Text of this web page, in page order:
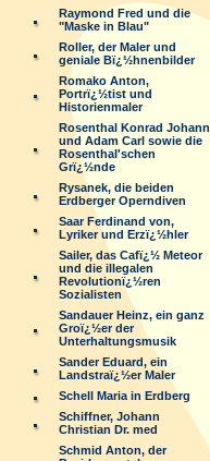
Raymond Fred und die
"Maske in Blau"
Roller, der Maler und
geniale Bï¿½hnenbilder
Romako Anton,
Portrï¿½tist und
Historienmaler
Rosenthal Konrad Johann
und Adam Carl sowie die
Rosenthal'schen
Grï¿½nde
Rysanek, die beiden
Erdberger Operndiven
Saar Ferdinand von,
Lyriker und Erzï¿½hler
Sailer, das Cafï¿½ Meteor
und die illegalen
Revolutionï¿½ren
Sozialisten
Sandauer Heinz, ein ganz
Groï¿½er der
Unterhaltungsmusik
Sander Eduard, ein
Landstraï¿½er Maler
Schell Maria in Erdberg
Schiffner, Johann
Christian Dr. med
Schmid Anton, der